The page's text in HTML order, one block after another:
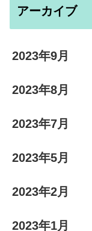
アーカイブ
2023年9月
2023年8月
2023年7月
2023年5月
2023年2月
2023年1月